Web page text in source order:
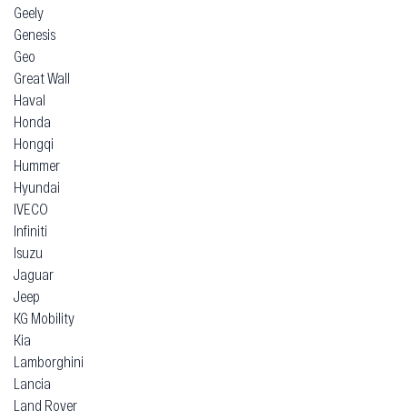
Geely
Genesis
Geo
Great Wall
Haval
Honda
Hongqi
Hummer
Hyundai
IVECO
Infiniti
Isuzu
Jaguar
Jeep
KG Mobility
Kia
Lamborghini
Lancia
Land Rover